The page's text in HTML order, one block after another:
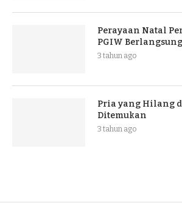
Perayaan Natal
PGIW
3 tahun ago
Pria yang Hilang
Ditemukan
3 tahun ago